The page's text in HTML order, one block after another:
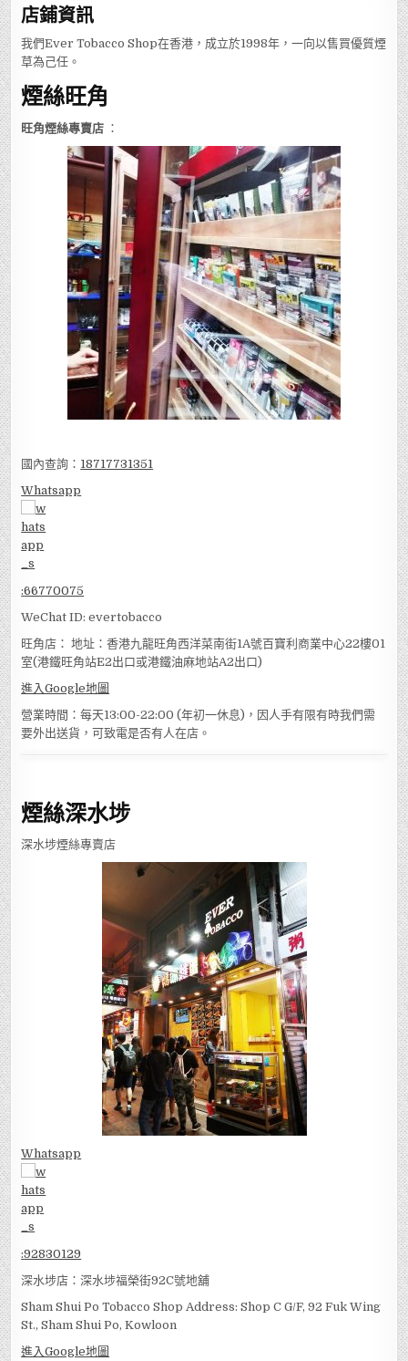
店鋪資訊
我們Ever Tobacco Shop在香港，成立於1998年，一向以售買優質煙
草為己任。
煙絲旺角
旺角煙絲專賣店 ：
國內查詢： 18717731351
Whatsapp
:66770075
WeChat ID: evertobacco
旺角店： 地址：香港九龍旺角西洋菜南街1A號百寶利商業中心22樓01
室(港鐵旺角站E2出口或港鐵油麻地站A2出口)
進入Google地圖
營業時間：每天13:00-22:00 (年初一休息)，因人手有限有時我們需
要外出送貨，可致電是否有人在店。
煙絲深水埗
深水埗煙絲專賣店
Whatsapp
:92830129
深水埗店：深水埗福榮街92C號地舖
Sham Shui Po Tobacco Shop Address: Shop C G/F, 92 Fuk Wing
St., Sham Shui Po, Kowloon
進入Google地圖